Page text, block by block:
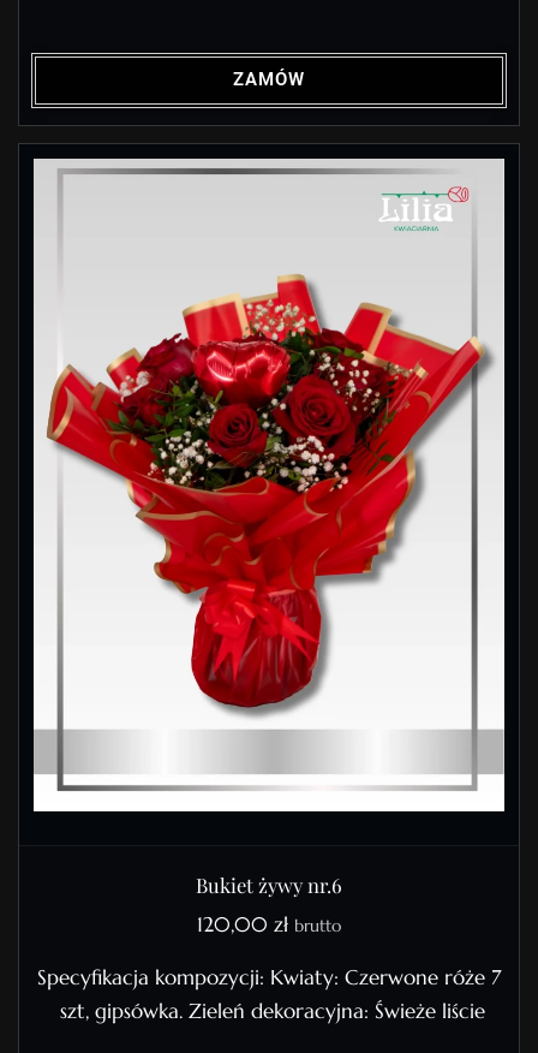
ZAMÓW
Bukiet żywy nr.6
120,00 zł brutto
Specyfikacja kompozycji: Kwiaty: Czerwone róże 7
szt, gipsówka. Zieleń dekoracyjna: Świeże liście